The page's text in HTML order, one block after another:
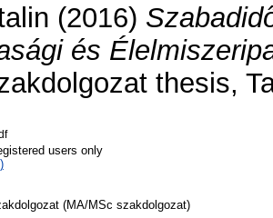
(2016)
és
thesis,
users only
(MA/MSc szakdolgozat)